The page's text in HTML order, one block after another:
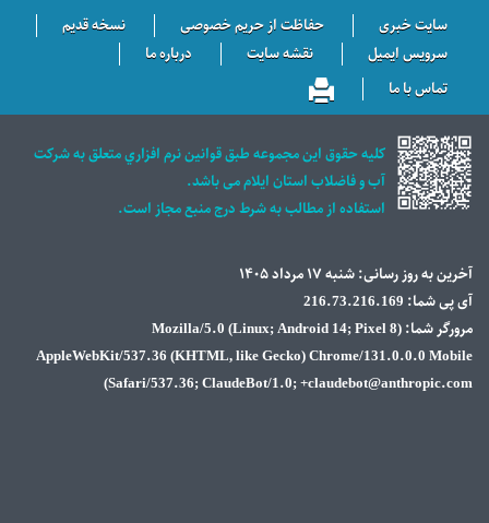
سایت خبری حفاظت از حریم خصوصی
نسخه قدیم
سرویس ایمیل
نقشه سایت
درباره ما
تماس با ما
كليه حقوق اين مجموعه طبق قوانين نرم افزاري متعلق به شركت
آب و فاضلاب استان ايلام می باشد.
استفاده از مطالب به شرط درج منبع مجاز است.
آخرین به روز رسانی: شنبه ۱۷ مرداد ۱۴۰۵
آی پی شما: 216.73.216.169
مرورگر شما: Mozilla/5.0 (Linux; Android 14; Pixel 8)
AppleWebKit/537.36 (KHTML, like Gecko) Chrome/131.0.0.0 Mobile
Safari/537.36; ClaudeBot/1.0; +claudebot@anthropic.com)